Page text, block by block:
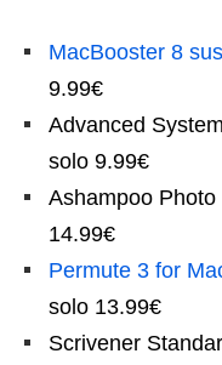
MacBooster 8
9.99€
Advanced
solo 9.99€
Ashampoo
14.99€
Permute 3 for
solo 13.99€
Scrivener